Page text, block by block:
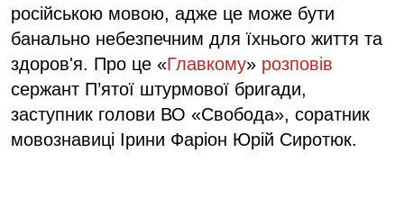
російською мовою, адже це може бути
банально небезпечним для їхнього життя та
здоров'я. Про це «Главкому» розповів
сержант П’ятої штурмової бригади,
заступник голови ВО «Свобода», соратник
мовознавиці Ірини Фаріон Юрій Сиротюк.